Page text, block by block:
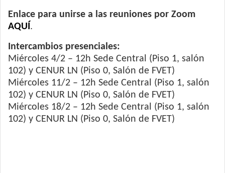
Enlace para unirse a las reuniones por Zoom
AQUÍ.
Intercambios presenciales:
Miércoles 4/2 – 12h Sede Central (Piso 1, salón
102) y CENUR LN (Piso 0, Salón de FVET)
Miércoles 11/2 – 12h Sede Central (Piso 1, salón
102) y CENUR LN (Piso 0, Salón de FVET)
Miércoles 18/2 – 12h Sede Central (Piso 1, salón
102) y CENUR LN (Piso 0, Salón de FVET)